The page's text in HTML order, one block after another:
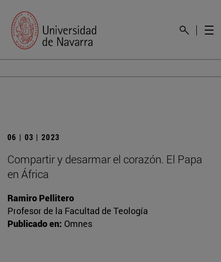
06 | 03 | 2023
Compartir y desarmar el corazón. El Papa
en África
Ramiro Pellitero
Profesor de la Facultad de Teología
Publicado en: Omnes